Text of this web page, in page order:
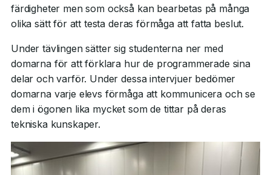
färdigheter men som också kan bearbetas på många
olika sätt för att testa deras förmåga att fatta beslut.
Under tävlingen sätter sig studenterna ner med
domarna för att förklara hur de programmerade sina
delar och varför. Under dessa intervjuer bedömer
domarna varje elevs förmåga att kommunicera och se
dem i ögonen lika mycket som de tittar på deras
tekniska kunskaper.